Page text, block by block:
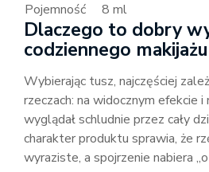
Pojemność
8 ml
Dlaczego to dobry
codziennego makijażu
Wybierając tusz, najczęściej
rzeczach: na widocznym efekcie i
wyglądał schludnie przez cały
charakter produktu sprawia, że
wyraziste, a spojrzenie nabiera